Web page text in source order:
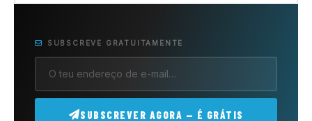
SUBSCREVE GRATUITAMENTE
SUBSCREVER AGORA — É GRÁTIS